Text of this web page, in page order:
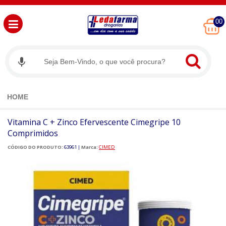
00
HOME
Vitamina C + Zinco Efervescente Cimegripe 10
Comprimidos
CÓDIGO DO PRODUTO: 63961 | Marca: CIMED